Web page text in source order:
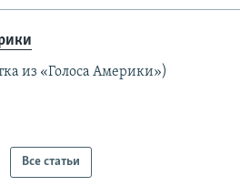
из «Голоса Америки»)
Все статьи